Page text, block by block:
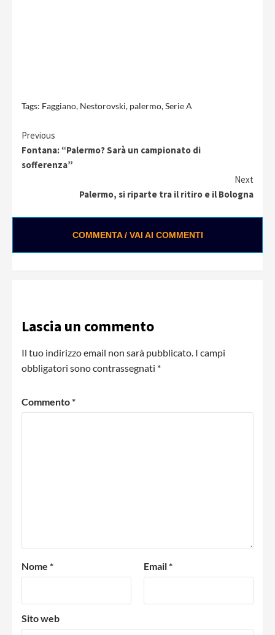
Tags: Faggiano, Nestorovski, palermo,Serie A
Continue
Reading
Previous
Fontana: “Palermo? Sarà un campionato di
sofferenza”
Next
Palermo, si riparte tra il ritiro e il Bologna
COMMENTA / VAI AI COMMENTI
Lascia un commento
Il tuo indirizzo email non sarà pubblicato. I campi
obbligatori sono contrassegnati *
Commento*
Nome * Email*
Sito web